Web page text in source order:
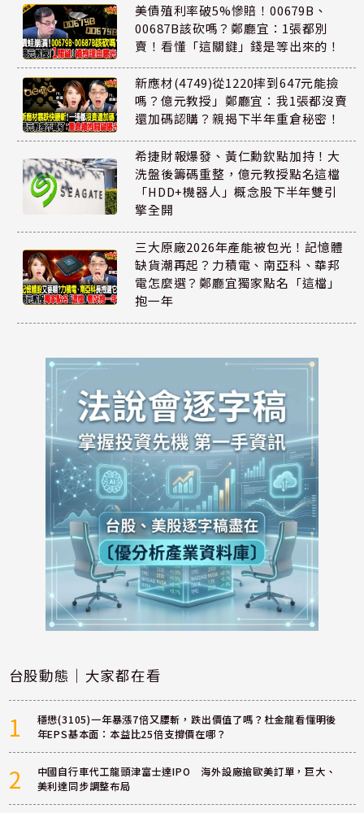
美債殖利率破5%慘賠！00679B、
00687B該砍嗎？鄭廳宜：1張都別
賣！看懂「這關鍵」錢是等出來的！
新應材(4749)從1220摔到647元能撿
嗎？億元教授」鄭廳宜：我1張都沒賣
還加碼認購？親揭下半年重倉秘密！
希捷財報爆發、黃仁勳欽點加持！大
洗盤後籌碼重整，億元教授點名這檔
「HDD+機器人」概念股下半年雙引
擎全開
三大原廠2026年產能被包光！記憶體
缺貨潮再起？力積電、南亞科、華邦
電怎麼選？鄭廳宜獨家點名「這檔」
抱一年
台股動態｜大家都在看
1
穩懋(3105)一年暴漲7倍又腰斬，跌出價值了嗎？杜金龍看懂明後
年EPS基本面：本益比25倍支撐價在哪？
2
中國自行車代工龍頭津富士達IPO 海外設廠搶歐美訂單，巨大、
美利達同步調整布局